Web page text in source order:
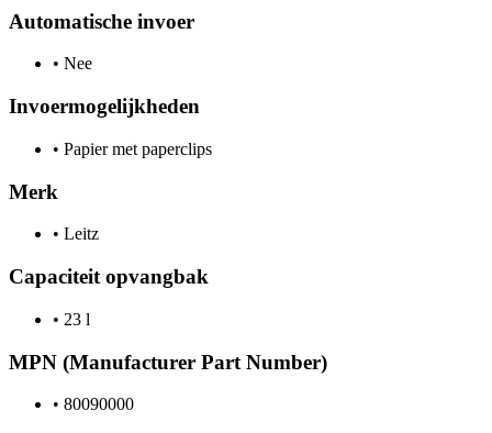
Automatische invoer
• Nee
Invoermogelijkheden
• Papier met paperclips
Merk
• Leitz
Capaciteit opvangbak
• 23 l
MPN (Manufacturer Part Number)
• 80090000